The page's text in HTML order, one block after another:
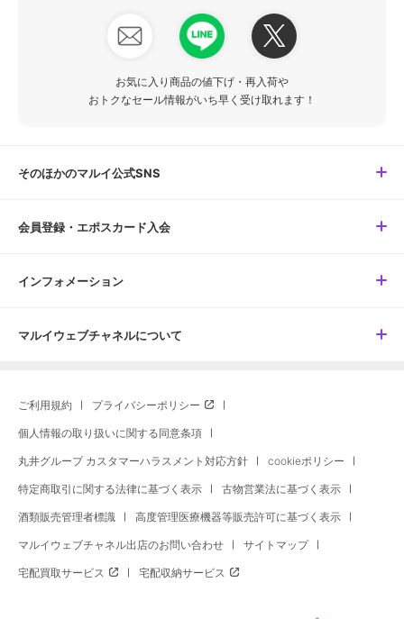
お気に入り商品の値下げ・再入荷や
おトクなセール情報がいち早く受け取れます！
そのほかのマルイ公式SNS
会員登録・エポスカード入会
インフォメーション
マルイウェブチャネルについて
ご利用規約 プライバシーポリシー
個人情報の取り扱いに関する同意条項
丸井グループ カスタマーハラスメント対応方針 cookieポリシー
特定商取引に関する法律に基づく表示 古物営業法に基づく表示
酒類販売管理者標識 高度管理医療機器等販売許可に基づく表示
マルイウェブチャネル出店のお問い合わせ サイトマップ
宅配買取サービス 宅配収納サービス